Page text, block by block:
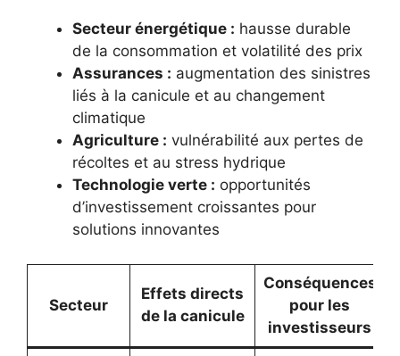
Secteur énergétique : hausse durable
de la consommation et volatilité des prix
Assurances : augmentation des sinistres
liés à la canicule et au changement
climatique
Agriculture : vulnérabilité aux pertes de
récoltes et au stress hydrique
Technologie verte : opportunités
d’investissement croissantes pour
solutions innovantes
Secteur
Effets directs
de la canicule
Conséquences
pour les
investisseurs